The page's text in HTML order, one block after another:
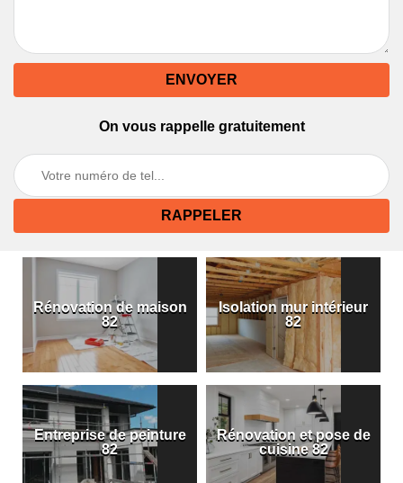
On vous rappelle gratuitement
Rénovation de maison
82
Isolation mur intérieur
82
Entreprise de peinture
82
Rénovation et pose de
cuisine 82